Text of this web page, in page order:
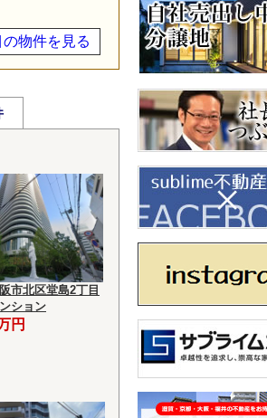
物件を見る
市北区堂島2丁目
ション
円